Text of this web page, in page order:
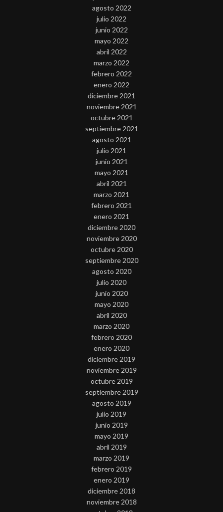
agosto 2022
julio 2022
junio 2022
mayo 2022
abril 2022
marzo 2022
febrero 2022
enero 2022
diciembre 2021
noviembre 2021
octubre 2021
septiembre 2021
agosto 2021
julio 2021
junio 2021
mayo 2021
abril 2021
marzo 2021
febrero 2021
enero 2021
diciembre 2020
noviembre 2020
octubre 2020
septiembre 2020
agosto 2020
julio 2020
junio 2020
mayo 2020
abril 2020
marzo 2020
febrero 2020
enero 2020
diciembre 2019
noviembre 2019
octubre 2019
septiembre 2019
agosto 2019
julio 2019
junio 2019
mayo 2019
abril 2019
marzo 2019
febrero 2019
enero 2019
diciembre 2018
noviembre 2018